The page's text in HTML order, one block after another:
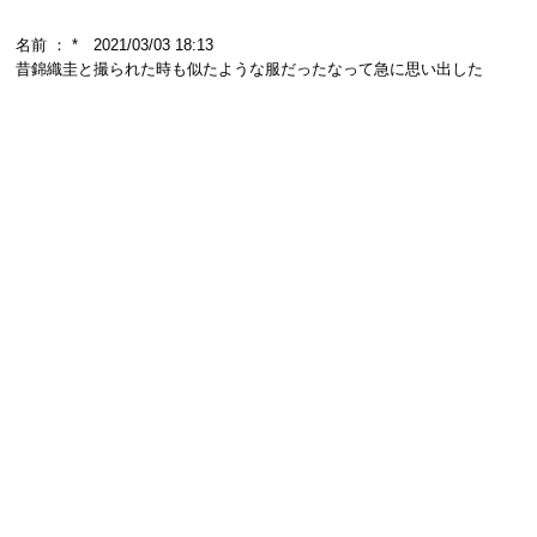
名前 ： * 2021/03/03 18:13
昔錦織圭と撮られた時も似たような服だったなって急に思い出した